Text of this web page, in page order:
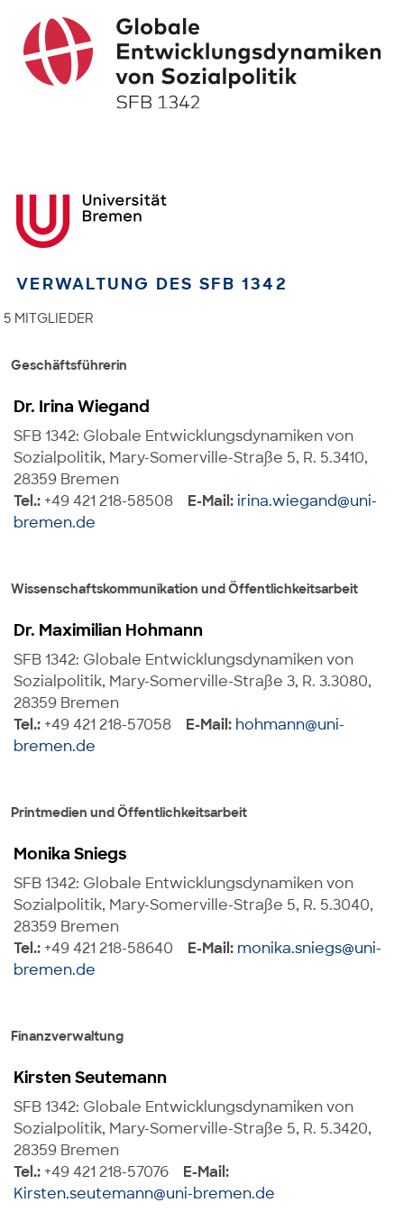
VERWALTUNG DES SFB 1342
5 MITGLIEDER
Geschäftsführerin
Dr. Irina Wiegand
SFB 1342: Globale Entwicklungsdynamiken von
Sozialpolitik, Mary-Somerville-Straße 5, R. 5.3410,
28359 Bremen
Tel.: +49 421 218-58508 E-Mail: irina.wiegand@uni-
bremen.de
Wissenschaftskommunikation und Öffentlichkeitsarbeit
Dr. Maximilian Hohmann
SFB 1342: Globale Entwicklungsdynamiken von
Sozialpolitik, Mary-Somerville-Straße 3, R. 3.3080,
28359 Bremen
Tel.: +49 421 218-57058 E-Mail: hohmann@uni-
bremen.de
Printmedien und Öffentlichkeitsarbeit
Monika Sniegs
SFB 1342: Globale Entwicklungsdynamiken von
Sozialpolitik, Mary-Somerville-Straße 5, R. 5.3040,
28359 Bremen
Tel.: +49 421 218-58640 E-Mail: monika.sniegs@uni-
bremen.de
Finanzverwaltung
Kirsten Seutemann
SFB 1342: Globale Entwicklungsdynamiken von
Sozialpolitik, Mary-Somerville-Straße 5, R. 5.3420,
28359 Bremen
Tel.: +49 421 218-57076 E-Mail:
Kirsten.seutemann@uni-bremen.de